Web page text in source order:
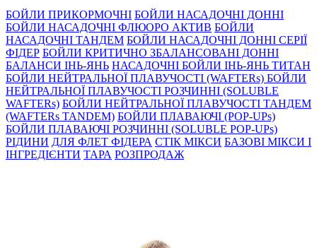
БОЙЛИ ПРИКОРМОЧНI БОЙЛИ НАСАДОЧНI ДОННI
БОЙЛИ НАСАДОЧНІ ФЛЮОРО АКТИВ БОЙЛИ
НАСАДОЧНІ ТАНДЕМ БОЙЛИ НАСАДОЧНI ДОННI СЕРIÏ
ФIДЕР БОЙЛИ КРИТИЧНО ЗБАЛАНСОВАНІ ДОННІ
БАЛАНСИ ІНЬ-ЯНЬ НАСАДОЧНІ БОЙЛИ ІНЬ-ЯНЬ ТИТАН
БОЙЛИ НЕЙТРАЛЬНОÏ ПЛАВУЧОСТI (WAFTERs) БОЙЛИ
НЕЙТРАЛЬНОЇ ПЛАВУЧОСТІ РОЗЧИННІ (SOLUBLE
WAFTERs) БОЙЛИ НЕЙТРАЛЬНОЇ ПЛАВУЧОСТІ ТАНДЕМ
(WAFTERs TANDEM) БОЙЛИ ПЛАВАЮЧІ (POP-UPs)
БОЙЛИ ПЛАВАЮЧI РОЗЧИННI (SOLUBLE POP-UPs)
РIДИНИ ДЛЯ ФЛЕТ ФІДЕРА СТIК МIКСИ БАЗОВІ МІКСИ І
ІНГРЕДІЄНТИ ТАРА РОЗПРОДАЖ